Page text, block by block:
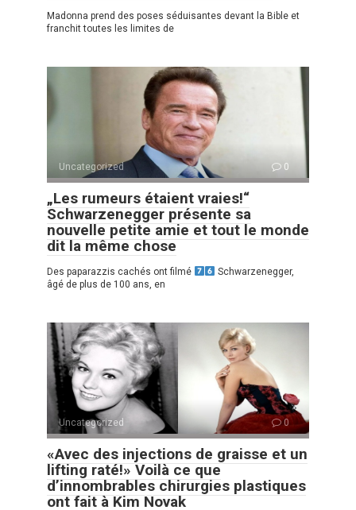
Madonna prend des poses séduisantes devant la Bible et
franchit toutes les limites de
Uncategorized 0
„Les rumeurs étaient vraies!“
Schwarzenegger présente sa
nouvelle petite amie et tout le monde
dit la même chose
Des paparazzis cachés ont filmé
Schwarzenegger,
âgé de plus de 100 ans, en
Uncategorized 0
«Avec des injections de graisse et un
lifting raté!» Voilà ce que
d’innombrables chirurgies plastiques
ont fait à Kim Novak